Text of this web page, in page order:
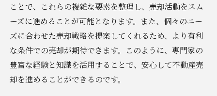
ことで、これらの複雑な要素を整理し、売却活動をスム
ーズに進めることが可能となります。また、個々のニー
ズに合わせた売却戦略を提案してくれるため、より有利
な条件での売却が期待できます。このように、専門家の
豊富な経験と知識を活用することで、安心して不動産売
却を進めることができるのです。